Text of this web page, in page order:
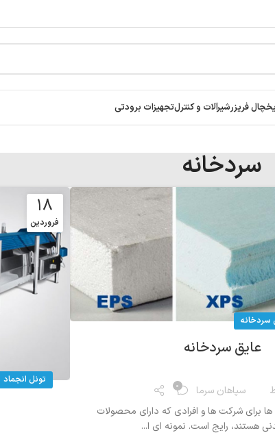
فریزرشیرآلات و کنترلتجهیزات برودتی
سردخانه
سردخانه
عایق سردخانه
سپاهان سرما 0
ها برای شرکت ها و افرادی که دارای محصولات
هستند، رایج است. نمونه ای ا...
۱۸
فروردین
تونل انجماد